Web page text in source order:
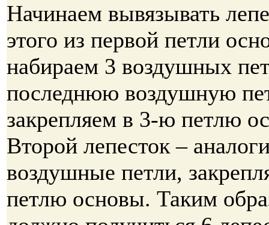
Начинаем вывязывать
этого из первой петли
набираем 3 воздушных
последнюю воздушную
закрепляем в 3-ю петлю
Второй лепесток –
воздушные петли,
петлю основы. Таким